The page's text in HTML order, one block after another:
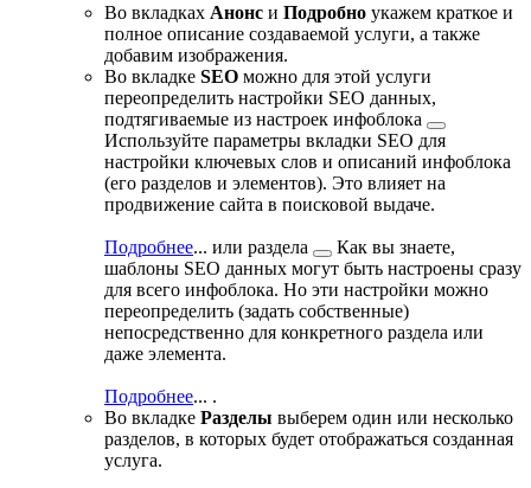
Во вкладках Анонс и Подробно укажем краткое и
полное описание создаваемой услуги, а также
добавим изображения.
Во вкладке SEO можно для этой услуги
переопределить настройки SEO данных,
подтягиваемые из настроек инфоблока
Используйте параметры вкладки SEO для
настройки ключевых слов и описаний инфоблока
(его разделов и элементов). Это влияет на
продвижение сайта в поисковой выдаче.
Подробнее... или раздела
Как вы знаете,
шаблоны SEO данных могут быть настроены сразу
для всего инфоблока. Но эти настройки можно
переопределить (задать собственные)
непосредственно для конкретного раздела или
даже элемента.
Подробнее... .
Во вкладке Разделы выберем один или несколько
разделов, в которых будет отображаться созданная
услуга.